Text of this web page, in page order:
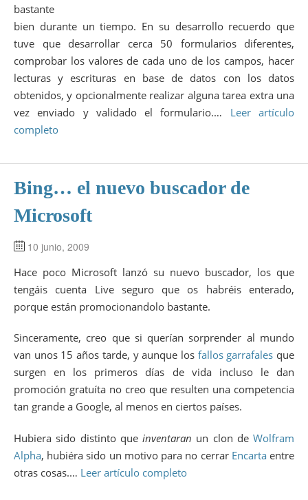
bastante
bien durante un tiempo. En su desarrollo recuerdo que
tuve que desarrollar cerca 50 formularios diferentes,
comprobar los valores de cada uno de los campos, hacer
lecturas y escrituras en base de datos con los datos
obtenidos, y opcionalmente realizar alguna tarea extra una
vez enviado y validado el formulario.… Leer artículo
completo
Bing… el nuevo buscador de
Microsoft
10 junio, 2009
Hace poco Microsoft lanzó su nuevo buscador, los que
tengáis cuenta Live seguro que os habréis enterado,
porque están promocionandolo bastante.
Sinceramente, creo que si querían sorprender al mundo
van unos 15 años tarde, y aunque los fallos garrafales que
surgen en los primeros días de vida incluso le dan
promoción gratuíta no creo que resulten una competencia
tan grande a Google, al menos en ciertos países.
Hubiera sido distinto que inventaran un clon de Wolfram
Alpha, hubiéra sido un motivo para no cerrar Encartaentre
otras cosas.… Leer artículo completo